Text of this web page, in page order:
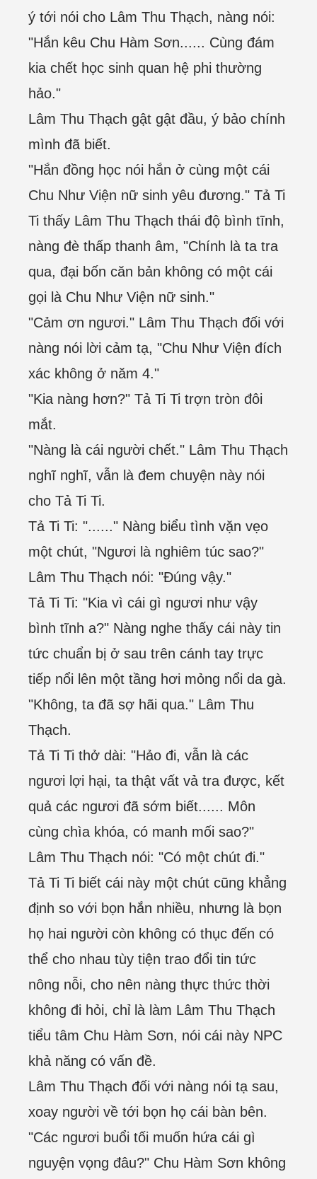
ý tới nói cho Lâm Thu Thạch, nàng nói:
"Hắn kêu Chu Hàm Sơn...... Cùng đám
kia chết học sinh quan hệ phi thường
hảo."
Lâm Thu Thạch gật gật đầu, ý bảo chính
mình đã biết.
"Hắn đồng học nói hắn ở cùng một cái
Chu Như Viện nữ sinh yêu đương." Tả Ti
Ti thấy Lâm Thu Thạch thái độ bình tĩnh,
nàng đè thấp thanh âm, "Chính là ta tra
qua, đại bốn căn bản không có một cái
gọi là Chu Như Viện nữ sinh."
"Cảm ơn ngươi." Lâm Thu Thạch đối với
nàng nói lời cảm tạ, "Chu Như Viện đích
xác không ở năm 4."
"Kia nàng hơn?" Tả Ti Ti trợn tròn đôi
mắt.
"Nàng là cái người chết." Lâm Thu Thạch
nghĩ nghĩ, vẫn là đem chuyện này nói
cho Tả Ti Ti.
Tả Ti Ti: "......" Nàng biểu tình vặn vẹo
một chút, "Ngươi là nghiêm túc sao?"
Lâm Thu Thạch nói: "Đúng vậy."
Tả Ti Ti: "Kia vì cái gì ngươi như vậy
bình tĩnh a?" Nàng nghe thấy cái này tin
tức chuẩn bị ở sau trên cánh tay trực
tiếp nổi lên một tầng hơi mỏng nổi da gà.
"Không, ta đã sợ hãi qua." Lâm Thu
Thạch.
Tả Ti Ti thở dài: "Hảo đi, vẫn là các
ngươi lợi hại, ta thật vất vả tra được, kết
quả các ngươi đã sớm biết...... Môn
cùng chìa khóa, có manh mối sao?"
Lâm Thu Thạch nói: "Có một chút đi."
Tả Ti Ti biết cái này một chút cũng khẳng
định so với bọn hắn nhiều, nhưng là bọn
họ hai người còn không có thục đến có
thể cho nhau tùy tiện trao đổi tin tức
nông nỗi, cho nên nàng thực thức thời
không đi hỏi, chỉ là làm Lâm Thu Thạch
tiểu tâm Chu Hàm Sơn, nói cái này NPC
khả năng có vấn đề.
Lâm Thu Thạch đối với nàng nói tạ sau,
xoay người về tới bọn họ cái bàn bên.
"Các ngươi buổi tối muốn hứa cái gì
nguyện vọng đâu?" Chu Hàm Sơn không